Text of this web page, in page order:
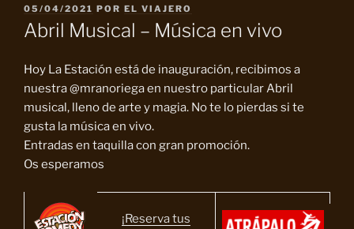
PUBLICADO
EL
05/04/2021 POR EL VIAJERO
Abril Musical – Música en vivo
Hoy La Estación está de inauguración, recibimos a
nuestra @mranoriega en nuestro particular Abril
musical, lleno de arte y magia. No te lo pierdas si te
gusta la música en vivo.
Entradas en taquilla con gran promoción.
Os esperamos
¡Reserva tus